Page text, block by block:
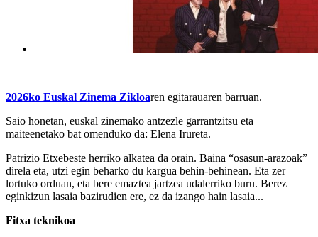
2026ko Euskal Zinema Zikloaren egitarauaren barruan.
Saio honetan, euskal zinemako antzezle garrantzitsu eta
maiteenetako bat omenduko da: Elena Irureta.
Patrizio Etxebeste herriko alkatea da orain. Baina “osasun-arazoak”
direla eta, utzi egin beharko du kargua behin-behinean. Eta zer
lortuko orduan, eta bere emaztea jartzea udalerriko buru. Berez
eginkizun lasaia bazirudien ere, ez da izango hain lasaia...
Fitxa teknikoa